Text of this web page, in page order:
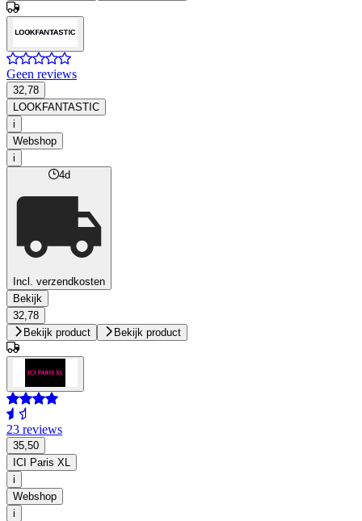
Geen reviews
32,78
LOOKFANTASTIC
i
Webshop
i
4d
Incl. verzendkosten
Bekijk
32,78
Bekijk product
Bekijk product
23 reviews
35,50
ICI Paris XL
i
Webshop
i